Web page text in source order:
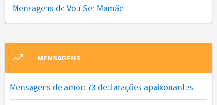
Mensagens de Vou Ser Mamãe
MENSAGENS
Mensagens de amor: 73 declarações apaixonantes